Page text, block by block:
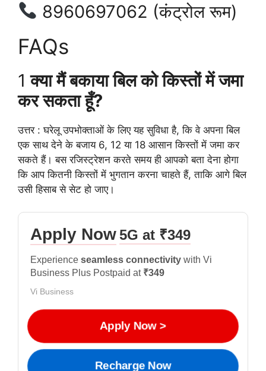
8960697062 (कंट्रोल रूम)
FAQs
1क्या मैं बकाया बिल को किस्तों में जमा
कर सकता हूँ?
उत्तर : घरेलू उपभोक्ताओं के लिए यह सुविधा है, कि वे अपना बिल
एक साथ देने के बजाय 6, 12 या 18 आसान किस्तों में जमा कर
सकते हैं। बस रजिस्ट्रेशन करते समय ही आपको बता देना होगा
कि आप कितनी किस्तों में भुगतान करना चाहते हैं, ताकि आगे बिल
उसी हिसाब से सेट हो जाए।
Apply Now5G at ₹349
Experience seamless connectivity with Vi
Business Plus Postpaid at ₹349
Vi Business
Apply Now >
Recharge Now